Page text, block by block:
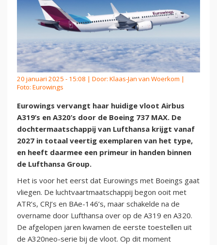
20 januari 2025 - 15:08 | Door: Klaas-Jan van Woerkom |
Foto: Eurowings
Eurowings vervangt haar huidige vloot Airbus
A319’s en A320’s door de Boeing 737 MAX. De
dochtermaatschappij van Lufthansa krijgt vanaf
2027 in totaal veertig exemplaren van het type,
en heeft daarmee een primeur in handen binnen
de Lufthansa Group.
Het is voor het eerst dat Eurowings met Boeings gaat
vliegen. De luchtvaartmaatschappij begon ooit met
ATR’s, CRJ’s en BAe-146’s, maar schakelde na de
overname door Lufthansa over op de A319 en A320.
De afgelopen jaren kwamen de eerste toestellen uit
de A320neo-serie bij de vloot. Op dit moment